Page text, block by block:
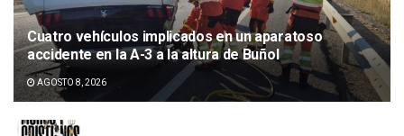
Cuatro vehículos implicados en un aparatoso
accidente en la A-3 a la altura de Buñol
AGOSTO 8, 2026